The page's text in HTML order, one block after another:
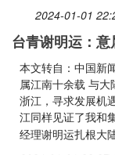
2024-01-01
台青谢明运：
本文转自：中国新
属江南十余载 与
浙江，寻求发展机
江同样见证了我和
经理谢明运扎根大